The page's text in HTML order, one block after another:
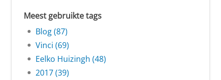
Meest gebruikte tags
Blog (87)
Vinci (69)
Eelko Huizingh (48)
2017 (39)